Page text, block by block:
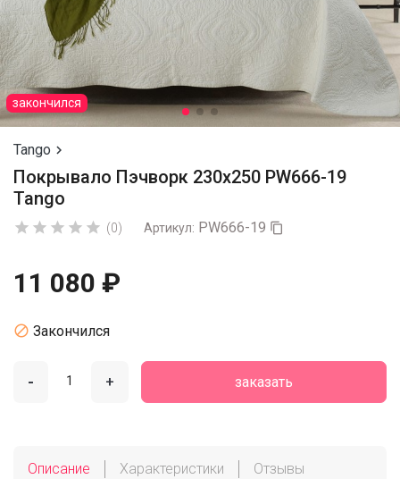
закончился
Tango 
Покрывало Пэчворк 230х250 PW666-19
Tango
     (0) Артикул: PW666-19 
11 080 ₽
 Закончился
- + заказать
Описание Характеристики Отзывы